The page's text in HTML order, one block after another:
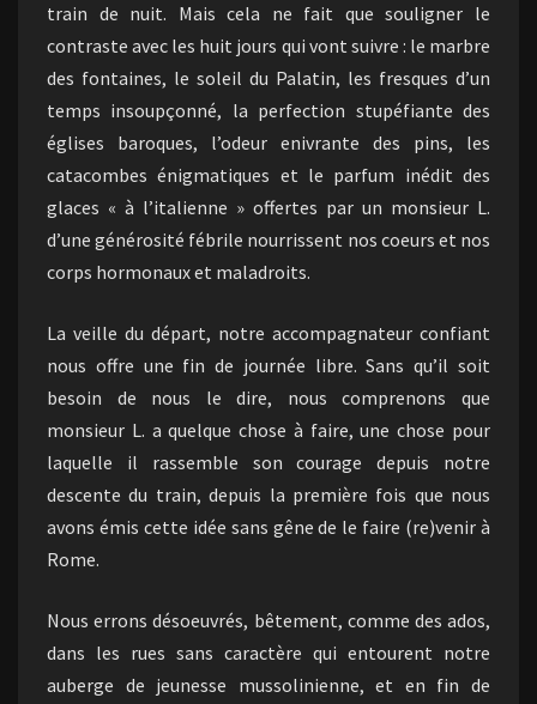
train de nuit. Mais cela ne fait que souligner le
contraste avec les huit jours qui vont suivre : le marbre
des fontaines, le soleil du Palatin, les fresques d’un
temps insoupçonné, la perfection stupéfiante des
églises baroques, l’odeur enivrante des pins, les
catacombes énigmatiques et le parfum inédit des
glaces « à l’italienne » offertes par un monsieur L.
d’une générosité fébrile nourrissent nos coeurs et nos
corps hormonaux et maladroits.
La veille du départ, notre accompagnateur confiant
nous offre une fin de journée libre. Sans qu’il soit
besoin de nous le dire, nous comprenons que
monsieur L. a quelque chose à faire, une chose pour
laquelle il rassemble son courage depuis notre
descente du train, depuis la première fois que nous
avons émis cette idée sans gêne de le faire (re)venir à
Rome.
Nous errons désoeuvrés, bêtement, comme des ados,
dans les rues sans caractère qui entourent notre
auberge de jeunesse mussolinienne, et en fin de